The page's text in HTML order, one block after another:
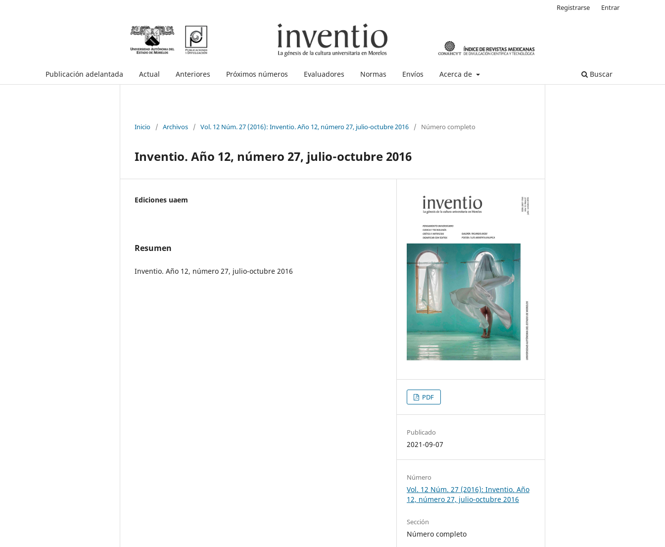
Publicación adelantada Actual Anteriores Próximos números Evaluadores Normas Envíos Acerca de Buscar
Registrarse Entrar
Inicio / Archivos / Vol. 12 Núm. 27 (2016): Inventio. Año 12, número 27, julio-octubre 2016 / Número completo
Inventio. Año 12, número 27, julio-octubre 2016
Ediciones uaem
Resumen
Inventio. Año 12, número 27, julio-octubre 2016
PDF
Publicado
2021-09-07
Número
Vol. 12 Núm. 27 (2016): Inventio. Año
12, número 27, julio-octubre 2016
Sección
Número completo